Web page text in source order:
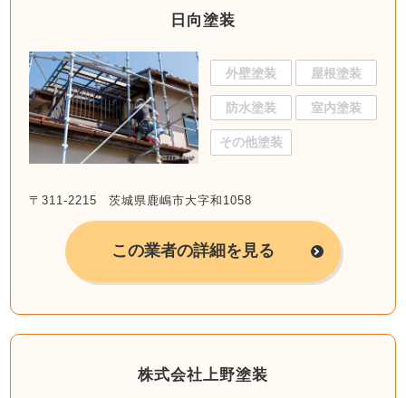
日向塗装
外壁塗装 屋根塗装
防水塗装 室内塗装
その他塗装
〒311-2215 茨城県鹿嶋市大字和1058
この業者の詳細を見る
株式会社上野塗装